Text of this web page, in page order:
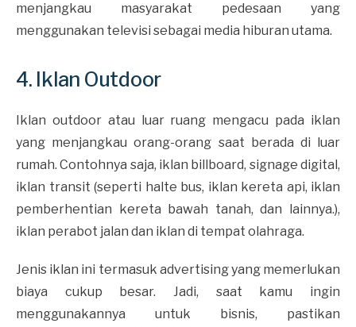
menjangkau masyarakat pedesaan yang
menggunakan televisi sebagai media hiburan utama.
4. Iklan Outdoor
Iklan outdoor atau luar ruang mengacu pada iklan
yang menjangkau orang-orang saat berada di luar
rumah. Contohnya saja, iklan billboard, signage digital,
iklan transit (seperti halte bus, iklan kereta api, iklan
pemberhentian kereta bawah tanah, dan lainnya.),
iklan perabot jalan dan iklan di tempat olahraga.
Jenis iklan ini termasuk advertising yang memerlukan
biaya cukup besar. Jadi, saat kamu ingin
menggunakannya untuk bisnis, pastikan